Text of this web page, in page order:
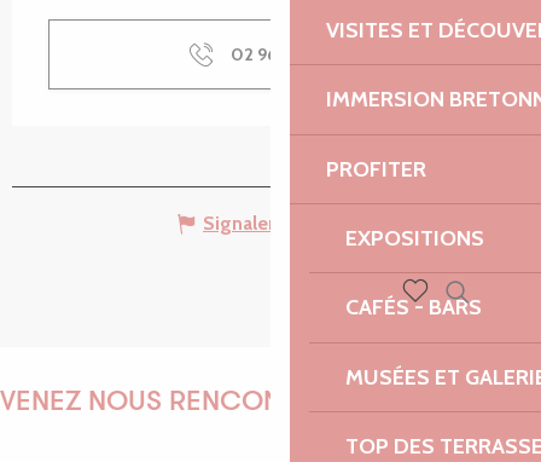
VISITES ET
IMMERSION
PROFITER
EXPOSITIONS
CAFÉS - BARS
MUSÉES ET
TOP DES
02 96 22 92
Signaler une erreur
VENEZ NOUS RENCONTRER !